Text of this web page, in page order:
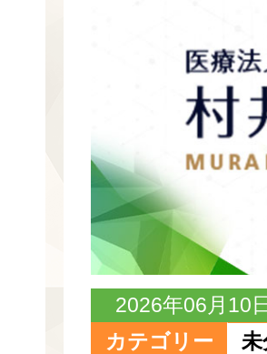
2026年06月10
カテゴリー
未